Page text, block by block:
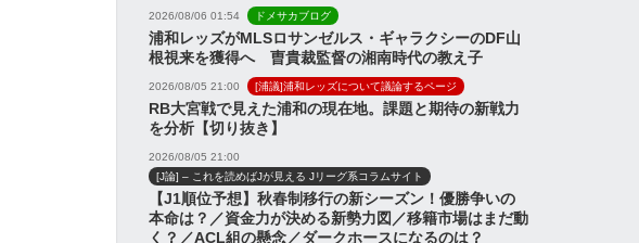
2026/08/06 01:54 ドメサカブログ
浦和レッズがMLSロサンゼルス・ギャラクシーのDF山
根視来を獲得へ 曺貴裁監督の湘南時代の教え子
2026/08/05 21:00 [浦議]浦和レッズについて議論するページ
RB大宮戦で見えた浦和の現在地。課題と期待の新戦力
を分析【切り抜き】
2026/08/05 21:00
[J論] – これを読めばJが見える Jリーグ系コラムサイト
【J1順位予想】秋春制移行の新シーズン！優勝争いの
本命は？／資金力が決める新勢力図／移籍市場はまだ動
く？／ACL組の懸念／ダークホースになるのは？